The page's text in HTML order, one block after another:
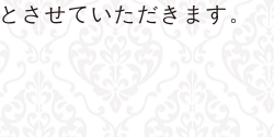
させていただきます。